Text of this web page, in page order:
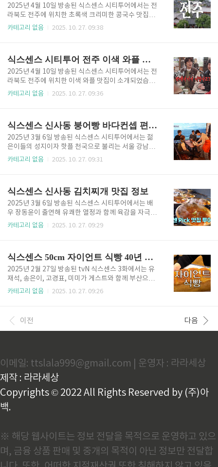
족욕카페의 위치와 정보를 자세히 안내해드리겠습니
다. 식스센스 전주 족욕카페 가격 식스센스 전주 족욕카
페, 여행 중 힐링을 선사하는 공간 전주 한옥마을은 다
양한 전통 먹거리와 볼거리로 여행객들의 사랑을 받고
티투어에도 출연한 전주 족욕..
2025년 4월 10일 방송된 식스센스 시티투어에서는 전
라북도 전주에 위치한 초록색 크리미한 콩국수 맛집이
등장했습니다. 이곳은 일반적인 흰 콩물 대신 녹색빛이
살려줍니다. 한편 면은 메밀이나 쫄면 형태로 쫀득하게
익혀져 콩물과 잘 어우러지고, “먹는 순간 여름이 끝나
기 전에 꼭 맛봐야 할 별미”라는 평가를 받기도 했습니
다. 이번 글에서는 식스센스 시티투어에 소개된 전주 초
록색 크리미 콩국수 맛집의 이름과 위치, 그리고 주요
국수 HOT 데뷔!..
카테고리 없음 2025. 10. 27. 09:38
식스센스 시티투어 전주 이색 와플 맛집 정보
2025년 4월 10일 방송된 식스센스 시티투어에서는 전
라북도 전주에 위치한 이색 와플 맛집이 소개되었습니
다. 이곳은 전통적인 와플에 창의적인 아이디어를 더해
인기를 끌었으며, 방송에서도 “전주의 새로운 디저트
명소”로 주목받았습니다. 이번 글에서는 식스센스 시티
투어에 등장한 전주 이색 와플 맛집의 정보와 위치를 자
세히 전해드리겠습니다. 전주의 대표 음식들이 와플로
태어나다?! 이색 간식 비빔밥 와플로 100분 웨이팅은
를 한입에 담은 이..
카테고리 없음 2025. 10. 27. 09:36
식스센스 신사동 붕어빵 바다컨셉 편십샵 정보
2025년 3월 6일 방송된 식스센스 시티투어에서는 젊
은이들의 성지이자 핫플 천국으로 불리는 서울 강남을
배경으로 한 특별한 여행이 펼쳐졌습니다. 이번 회차에
으며, 공간 곳곳에 붕어빵과 향긋한 베이커리가 함께 어
우러져 색다른 매력을 선사합니다. 매장을 방문하면 마
치 해변가 카페에 온 듯한 여유로운 분위기를 느낄 수
있고, 시그니처 메뉴인 붕어빵은 겉은 바삭하고 속은 달
콤한 팥과 크림이 가득 들어 있어 방문객들에게 인기가
요. 이번 글에서는 식스센스 ..
카테고리 없음 2025. 10. 27. 09:31
식스센스 신사동 김치찌개 맛집 정보
2025년 3월 6일 방송된 식스센스 시티투어에서는 배
우 장동윤이 출연해 유쾌한 열정과 함께 육감을 자극하
는 핫한 시티투어가 펼쳐졌습니다. 이번 회차의 네 번째
이 길 정도로 인기 있는 이곳은 진한 국물 맛이 일품인
김치찌개 전문점입니다. 오랜 시간 푹 끓인 김치와 부드
러운 돼지고기가 어우러져 깊고 구수한 맛을 내며, 자극
적이지 않으면서도 밥 한 공기를 금세 비우게 만드는 매
력이 있습니다. 방송에서도 “한입 먹는 순간 입맛이 확
을 끌었는데요. 이번 글에서는 식스센스 시티투어에 등
장한 신사동 김치찌개 ..
카테고리 없음 2025. 10. 27. 09:29
식스센스 50cm 자이언트 식빵 40년 전통 부산 레전드 오브 빵집
2025년 2월 27일 방송된 tvN 식스센스 3화에서는 유
재석, 송은이, 고경표, 미미가 게스트와 함께 부산으로
떠나 특별한 맛집 탐방을 즐겼습니다. 이번 회차에서는
손꼽히는 자이언트 식빵 맛집이었습니다. 이곳은 무려
50cm에 달하는 초대형 식빵으로 유명하며, 오랜 세월
물을 쓰지 않아 담백하면서도 깊은 풍미가 살아 있습니
다. 방송에서도 ‘하나의 식빵이 아니라 작품에 가깝
다’는 평가를 받으며 출연진 모두가 놀라움을 감추지 못
했는데요. 이번..
카테고리 없음 2025. 10. 27. 09:26
이전 다음
이메일: ttslala999@gmail.com | 운영자 : 라라세상
제작 : 라라세상
Copyrights © 2022 All Rights Reserved by (주)아
백.
※ 해당 웹사이트는 정보 전달을 목적으로 운영하고 있으
며, 금융 상품 판매 및 중개의 목적이 아닌 정보만 전달합